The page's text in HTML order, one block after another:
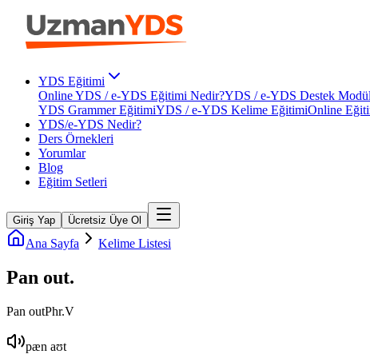
YDS Eğitimi
Online YDS / e-YDS Eğitimi Nedir?YDS / e-YDS Destek
YDS Grammer EğitimiYDS / e-YDS Kelime EğitimiOnline
YDS/e-YDS Nedir?
Ders Örnekleri
Yorumlar
Blog
Eğitim Setleri
Giriş Yap Ücretsiz Üye Ol
Ana Sayfa Kelime Listesi
Pan out.
Pan outPhr.V
pæn aʊt